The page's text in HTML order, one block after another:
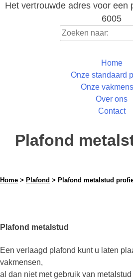
Het vertrouwde adres voor een
6005
Home
Onze standaard
Onze
Over ons
Contact
Plafond
Home > Plafond > Plafond metalstud
Plafond metalstud
Een verlaagd plafond kunt u laten
vakmensen,
al dan niet met gebruik van